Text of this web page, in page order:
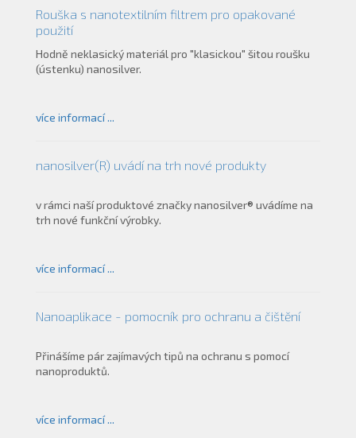
Rouška s nanotextilním filtrem pro opakované
použití
Hodně neklasický materiál pro "klasickou" šitou roušku
(ústenku) nanosilver.
více informací ...
nanosilver(R) uvádí na trh nové produkty
v rámci naší produktové značky nanosilver® uvádíme na
trh nové funkční výrobky.
více informací ...
Nanoaplikace - pomocník pro ochranu a čištění
Přinášíme pár zajímavých tipů na ochranu s pomocí
nanoproduktů.
více informací ...